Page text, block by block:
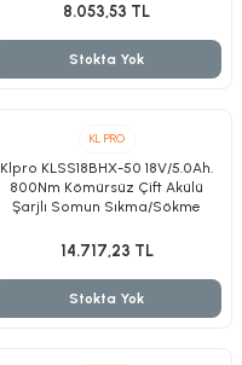
8.053,53 TL
Stokta Yok
KL PRO
Klpro KLSS18BHX-50 18V/5.0Ah.
800Nm Kömürsüz Çift Akülü
Şarjlı Somun Sıkma/Sökme
14.717,23 TL
Stokta Yok